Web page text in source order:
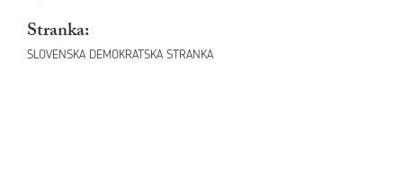
Stranka:
SLOVENSKA DEMOKRATSKA STRANKA